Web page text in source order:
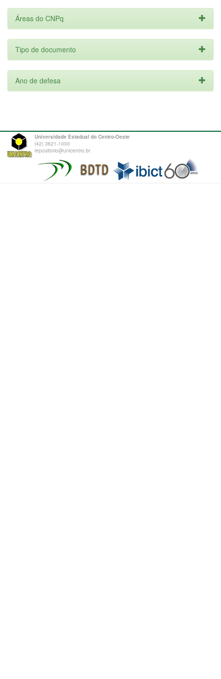
Áreas do CNPq
Tipo de documento
Ano de defesa
Universidade Estadual do Centro-Oeste
(42) 3621-1000
repositorio@unicentro.br